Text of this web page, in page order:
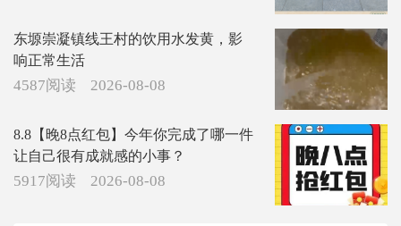
东塬崇凝镇线王村的饮用水发黄，影
响正常生活
4587阅读 2026-08-08
8.8【晚8点红包】今年你完成了哪一件
让自己很有成就感的小事？
5917阅读 2026-08-08